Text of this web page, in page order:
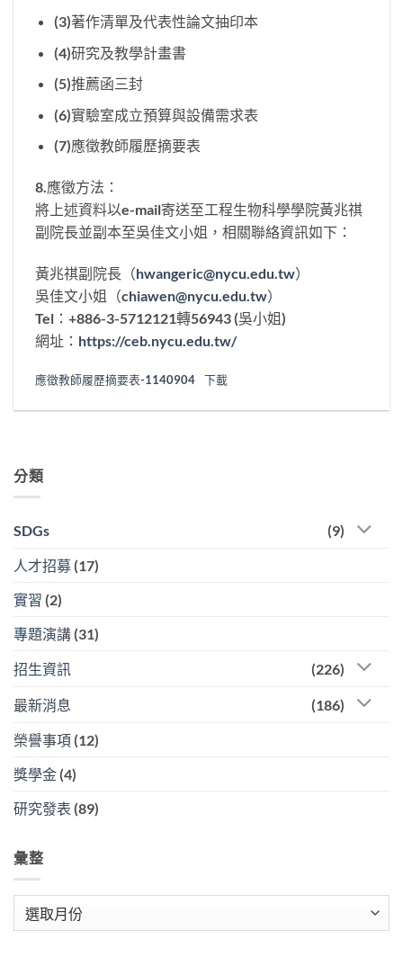
(3)著作清單及代表性論文抽印本
(4)研究及教學計畫書
(5)推薦函三封
(6)實驗室成立預算與設備需求表
(7)應徵教師履歷摘要表
8.應徵方法：
將上述資料以e-mail寄送至工程生物科學學院黃兆祺
副院長並副本至吳佳文小姐，相關聯絡資訊如下：
黃兆祺副院長（hwangeric@nycu.edu.tw）
吳佳文小姐（chiawen@nycu.edu.tw）
Tel：+886-3-5712121轉56943 (吳小姐)
網址： https://ceb.nycu.edu.tw/
應徵教師履歷摘要表-1140904 下載
分類
SDGs (9)
人才招募 (17)
實習 (2)
專題演講 (31)
招生資訊 (226)
最新消息 (186)
榮譽事項 (12)
獎學金 (4)
研究發表 (89)
彙整